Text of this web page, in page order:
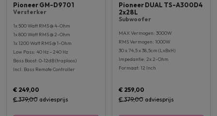
Pioneer GM-D9701​
Versterker
1x 500 Watt RMS @ 4-Ohm
1x 800 Watt RMS @ 2-Ohm
1x 1200 Watt RMS @ 1-Ohm
Low Pass: 40 Hz – 240 Hz
Bass Boost: 0-12dB (traploos)
Incl. Bass Remote Controller
€ 249,00
€ 379,00 adviesprijs
Pioneer DUAL TS-A300D4
2x28L
Subwoofer
MAX Vermogen: 3000W
RMS Vermogen: 1000W
30 x 74,5 x 38,5cm (LxBxH)
Impedantie: 2x 2-Ohm
Formaat: 12 Inch
€ 259,00
€ 379,00adviesprijs